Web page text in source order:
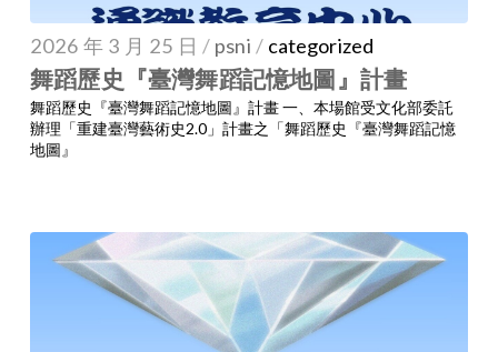
2026 年 3 月 25 日 / psni / categorized
舞蹈歷史『臺灣舞蹈記憶地圖』計畫
舞蹈歷史『臺灣舞蹈記憶地圖』計畫 一、本場館受文化部委託
辦理「重建臺灣藝術史2.0」計畫之「舞蹈歷史『臺灣舞蹈記憶
地圖』